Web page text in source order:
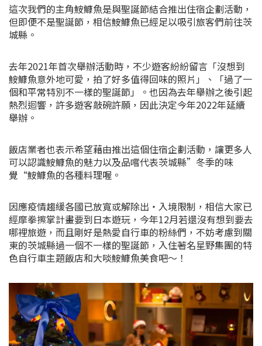
這次我們的主角鮟鱇魚是與聖誕節結合推出住宿企劃活動，
但即便不是聖誕節，相信鮟鱇魚已經足以吸引旅客們前往茨
城縣。
去年2021年首次舉辦活動時，不少遊客紛紛留言「沒想到
鮟鱇魚意外地可愛，拍了好多值得回味的照片 」、「過了一
個和平常特別不一樣的聖誕節」。也因為去年舉辦之後引起
熱烈迴響，許多遊客敲碗許願，因此決定今年2022年延續
舉辦。
飯店業者也表示希望藉由推出這個住宿企劃活動，讓更多人
可以認識鮟鱇魚的魅力以及品嚐代表茨城縣” 冬季的味
覺“鮟鱇魚的各種料理喔。
因應疫情趨緩各國已放寬或解除出・入境限制，相信大家已
經摩拳擦掌計畫要到日本遊玩，今年12月若還沒有想到要去
哪裡旅遊，而且剛好是熱愛自行車的粉絲們，不妨考慮到關
東的茨城縣過一個不一樣的聖誕節，入住著名星野集團的特
色自行車主題飯店和大啖鮟鱇魚美食吧～！